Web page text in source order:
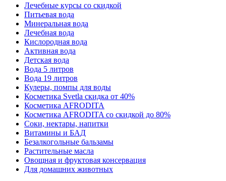
Лечебные курсы со скидкой
Питьевая вода
Минеральная вода
Лечебная вода
Кислородная вода
Активная вода
Детская вода
Вода 5 литров
Вода 19 литров
Кулеры, помпы для воды
Косметика Svetla скидка от 40%
Косметика AFRODITA
Косметика AFRODITA со скидкой до 80%
Соки, нектары, напитки
Витамины и БАД
Безалкогольные бальзамы
Растительные масла
Овощная и фруктовая консервация
Для домашних животных